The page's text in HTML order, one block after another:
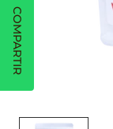
COMPARTIR